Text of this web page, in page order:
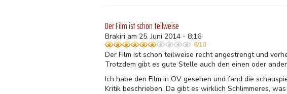
Der Film ist schon teilweise
Brakiri am 25. Juni 2014 - 8:16
6/10
Der Film ist schon teilweise recht angestrengt und
Trotzdem gibt es gute Stelle auch den einen oder
Ich habe den Film in OV gesehen und fand die
Kritik beschrieben. Da gibt es wirklich Schlimmeres,